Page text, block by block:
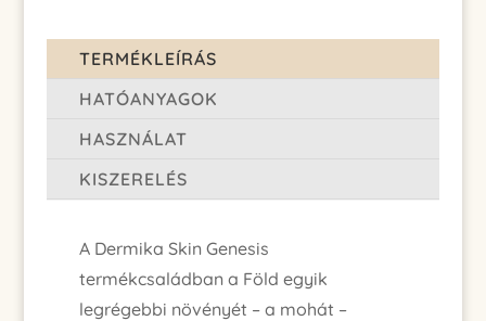
TERMÉKLEÍRÁS
HATÓANYAGOK
HASZNÁLAT
KISZERELÉS
A Dermika Skin Genesis
termékcsaládban a Föld egyik
legrégebbi növényét – a mohát –